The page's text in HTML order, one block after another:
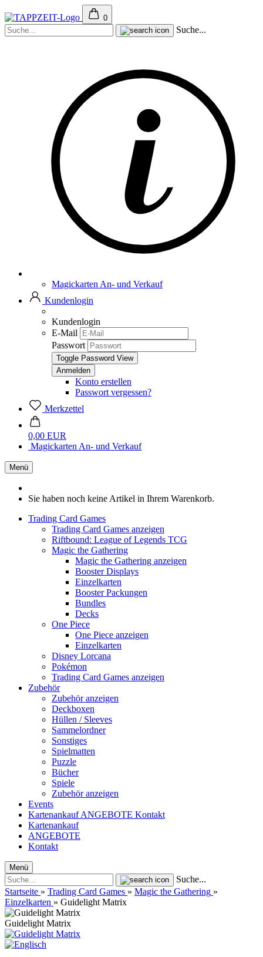
0
Suche...
Magickarten An- und Verkauf
Kundenlogin
Kundenlogin
E-Mail
Passwort
Toggle Password View
Konto erstellen
Passwort vergessen?
Merkzettel
0,00 EUR
Magickarten An- und Verkauf
Menü
Sie haben noch keine Artikel in Ihrem Warenkorb.
Trading Card Games
Trading Card Games anzeigen
Riftbound: League of Legends TCG
Magic the Gathering
Magic the Gathering anzeigen
Booster Displays
Einzelkarten
Booster Packungen
Bundles
Decks
One Piece
One Piece anzeigen
Einzelkarten
Disney Lorcana
Pokémon
Trading Card Games anzeigen
Zubehör
Zubehör anzeigen
Deckboxen
Hüllen / Sleeves
Sammelordner
Sonstiges
Spielmatten
Puzzle
Bücher
Spiele
Zubehör anzeigen
Events
KartenankaufANGEBOTE Kontakt
Kartenankauf
ANGEBOTE
Kontakt
Menü
Suche...
Startseite » Trading Card Games » Magic the Gathering »
Einzelkarten » Guidelight Matrix
Guidelight Matrix